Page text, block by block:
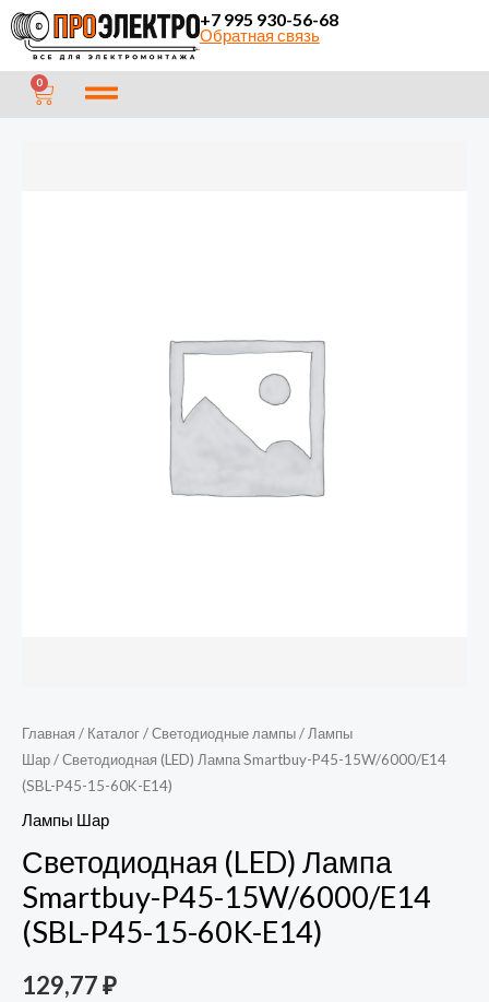
Перейти
содержимому
+7 995 930-56-68
Обратная связь
0 CART
Главная / Каталог/Светодиодные лампы/ Лампы
Шар/ Светодиодная (LED) Лампа Smartbuy-P45-15W/6000/E14
(SBL-P45-15-60K-E14)
Лампы Шар
Светодиодная (LED) Лампа
Smartbuy-P45-15W/6000/E14
(SBL-P45-15-60K-E14)
129,77₽